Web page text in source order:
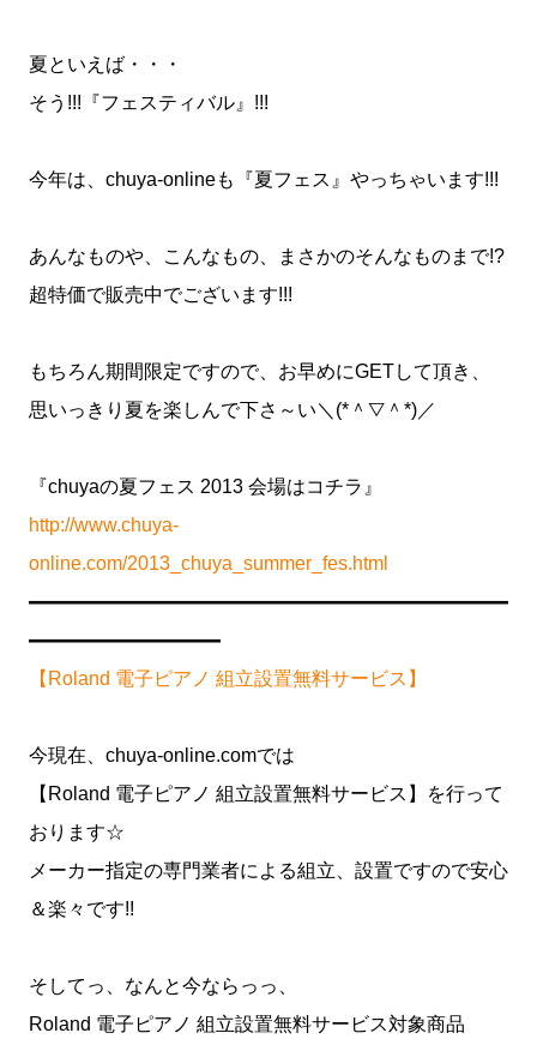
夏といえば・・・
そう!!!『フェスティバル』!!!
今年は、chuya-onlineも『夏フェス』やっちゃいます!!!
あんなものや、こんなもの、まさかのそんなものまで!?
超特価で販売中でございます!!!
もちろん期間限定ですので、お早めにGETして頂き、
思いっきり夏を楽しんで下さ～い＼(*＾▽＾*)／
『chuyaの夏フェス 2013 会場はコチラ』
http://www.chuya-
online.com/2013_chuya_summer_fes.html
━━━━━━━━━━━━━━━━━━━━━━━━━
━━━━━━━━━━
【Roland 電子ピアノ 組立設置無料サービス】
今現在、chuya-online.comでは
【Roland 電子ピアノ 組立設置無料サービス】を行って
おります☆
メーカー指定の専門業者による組立、設置ですので安心
＆楽々です!!
そしてっ、なんと今ならっっ、
Roland 電子ピアノ 組立設置無料サービス対象商品